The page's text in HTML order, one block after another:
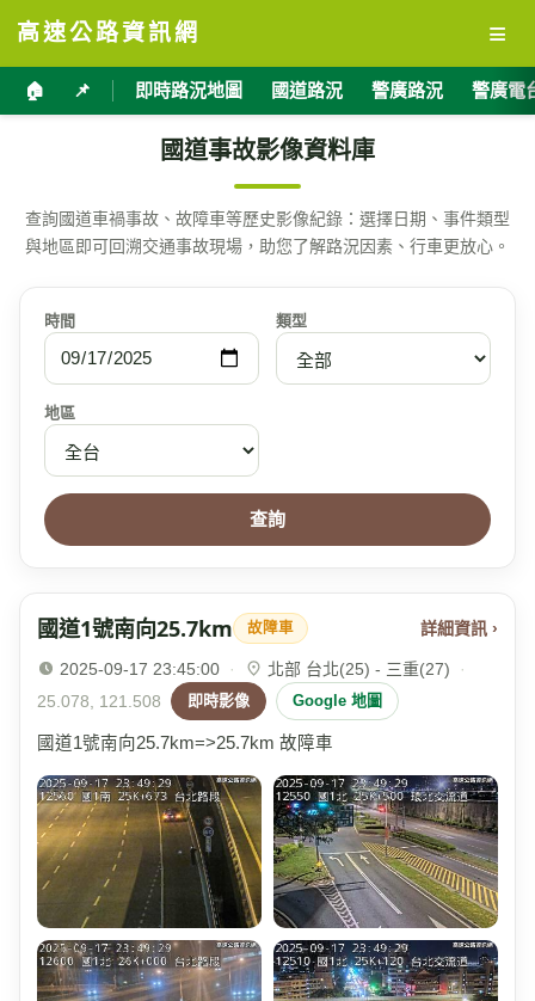
高速公路資訊網 ≡
🏠 📌 即時路況地圖 國道路況 警廣路況 警廣電
國道事故影像資料庫
查詢國道車禍事故、故障車等歷史影像紀錄：選擇日期、事件類型
與地區即可回溯交通事故現場，助您了解路況因素、行車更放心。
時間 類型
地區
查詢
國道1號南向25.7km 故障車 詳細資訊 ›
2025-09-17 23:45:00 · 北部 台北(25) - 三重(27)
·
25.078, 121.508
即時影像 Google 地圖
國道1號南向25.7km=>25.7km 故障車